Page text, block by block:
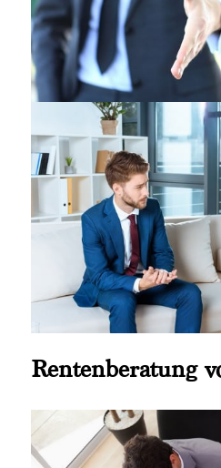
Rentenberatung